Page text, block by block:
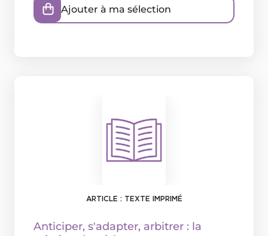
Ajouter à ma sélection
ARTICLE : TEXTE IMPRIMÉ
Anticiper, s'adapter, arbitrer : la